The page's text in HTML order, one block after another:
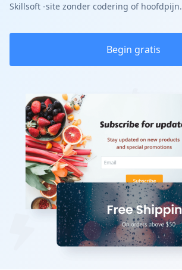
Skillsoft -site zonder codering of hoofdpijn.
Begin gratis